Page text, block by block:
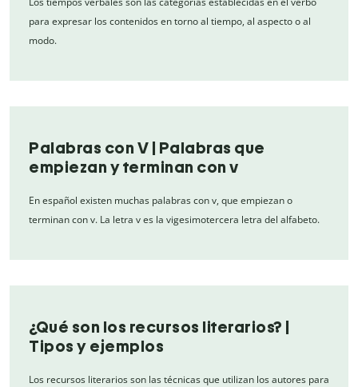
para expresar los contenidos en torno al tiempo, al aspecto o al
modo.
Palabras con V | Palabras que
empiezan y terminan con v
En español existen muchas palabras con v, que empiezan o
terminan con v. La letra v es la vigesimotercera letra del alfabeto.
¿Qué son los recursos literarios? |
Tipos y ejemplos
Los recursos literarios son las técnicas que utilizan los autores para